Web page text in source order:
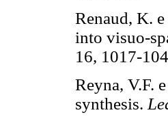
Renaud, K.
into visuo-
16, 1017-
Reyna, V.F.
synthesis.